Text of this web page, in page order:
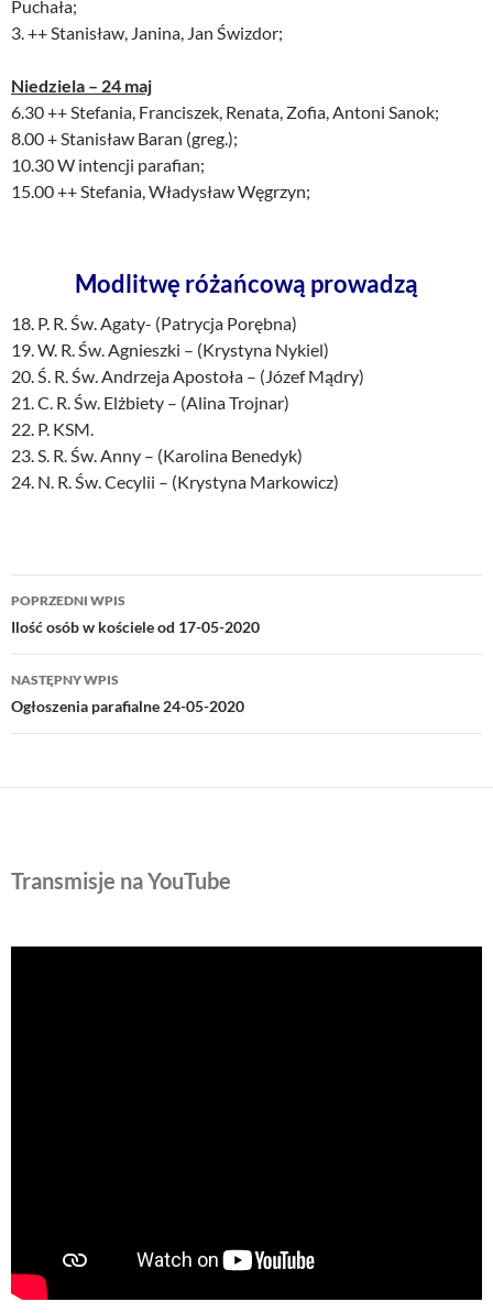
Puchała;
3. ++ Stanisław, Janina, Jan Świzdor;
Niedziela – 24 maj
6.30 ++ Stefania, Franciszek, Renata, Zofia, Antoni Sanok;
8.00 + Stanisław Baran (greg.);
10.30 W intencji parafian;
15.00 ++ Stefania, Władysław Węgrzyn;
Modlitwę różańcową prowadzą
18. P. R. Św. Agaty- (Patrycja Porębna)
19. W. R. Św. Agnieszki – (Krystyna Nykiel)
20. Ś. R. Św. Andrzeja Apostoła – (Józef Mądry)
21. C. R. Św. Elżbiety – (Alina Trojnar)
22. P. KSM.
23. S. R. Św. Anny – (Karolina Benedyk)
24. N. R. Św. Cecylii – (Krystyna Markowicz)
Nawigacja
wpisu
POPRZEDNI WPIS
Ilość osób w kościele od 17-05-2020
NASTĘPNY WPIS
Ogłoszenia parafialne 24-05-2020
Transmisje na YouTube